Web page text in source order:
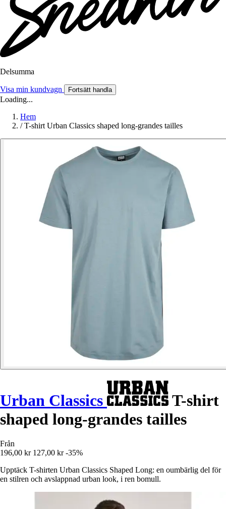
Delsumma
Visa min kundvagn Fortsätt handla
Loading...
Hem
/ T-shirt Urban Classics shaped long-grandes tailles
Urban Classics
T-shirt
shaped long-grandes tailles
Från
196,00 kr 127,00 kr -35%
Upptäck T-shirten Urban Classics Shaped Long: en oumbärlig del för
en stilren och avslappnad urban look, i ren bomull.